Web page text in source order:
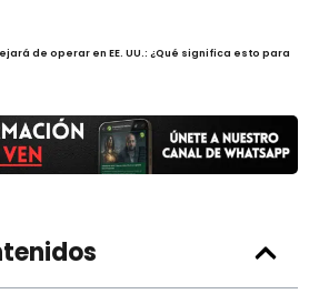
de operar en EE. UU.: ¿Qué significa esto para